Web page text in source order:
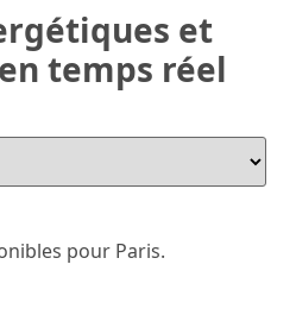
et
temps réel
pour Paris.